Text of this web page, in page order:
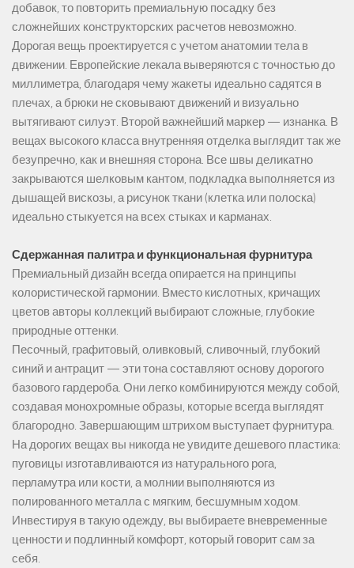
добавок, то повторить премиальную посадку без
сложнейших конструкторских расчетов невозможно.
Дорогая вещь проектируется с учетом анатомии тела в
движении. Европейские лекала выверяются с точностью до
миллиметра, благодаря чему жакеты идеально садятся в
плечах, а брюки не сковывают движений и визуально
вытягивают силуэт. Второй важнейший маркер — изнанка. В
вещах высокого класса внутренняя отделка выглядит так же
безупречно, как и внешняя сторона. Все швы деликатно
закрываются шелковым кантом, подкладка выполняется из
дышащей вискозы, а рисунок ткани (клетка или полоска)
идеально стыкуется на всех стыках и карманах.
Сдержанная палитра и функциональная фурнитура
Премиальный дизайн всегда опирается на принципы
колористической гармонии. Вместо кислотных, кричащих
цветов авторы коллекций выбирают сложные, глубокие
природные оттенки.
Песочный, графитовый, оливковый, сливочный, глубокий
синий и антрацит — эти тона составляют основу дорогого
базового гардероба. Они легко комбинируются между собой,
создавая монохромные образы, которые всегда выглядят
благородно. Завершающим штрихом выступает фурнитура.
На дорогих вещах вы никогда не увидите дешевого пластика:
пуговицы изготавливаются из натурального рога,
перламутра или кости, а молнии выполняются из
полированного металла с мягким, бесшумным ходом.
Инвестируя в такую одежду, вы выбираете вневременные
ценности и подлинный комфорт, который говорит сам за
себя.